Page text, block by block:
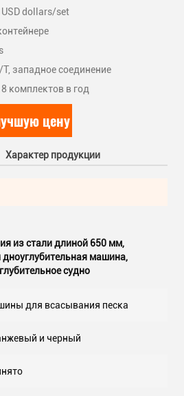
USD dollars/set
западное соединение
комплектов в год
цену
Характер продукции
из стали длиной 650 мм,
машина,
судно
для всасывания песка
и черный